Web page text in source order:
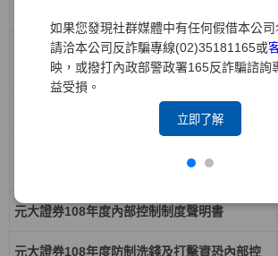
如果您發現社群媒體中有任何假借本公司
請洽本公司反詐騙專線(02)35181165或
映，或撥打內政部警政署165反詐騙諮詢
益受損。
立即了解
元大證券110年度防制洗錢及打擊資恐內部控
制制度聲明書
元大證券109年度內部控制制度聲明書
元大證券108年度內部控制制度聲明書
元大證券108年度防制洗錢及打擊資恐內部控